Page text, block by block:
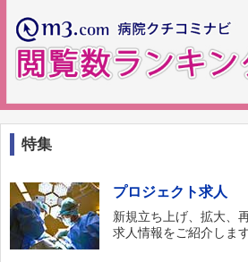
特集
プロジェクト求人
新規立ち上げ、拡大、
求人情報をご紹介します